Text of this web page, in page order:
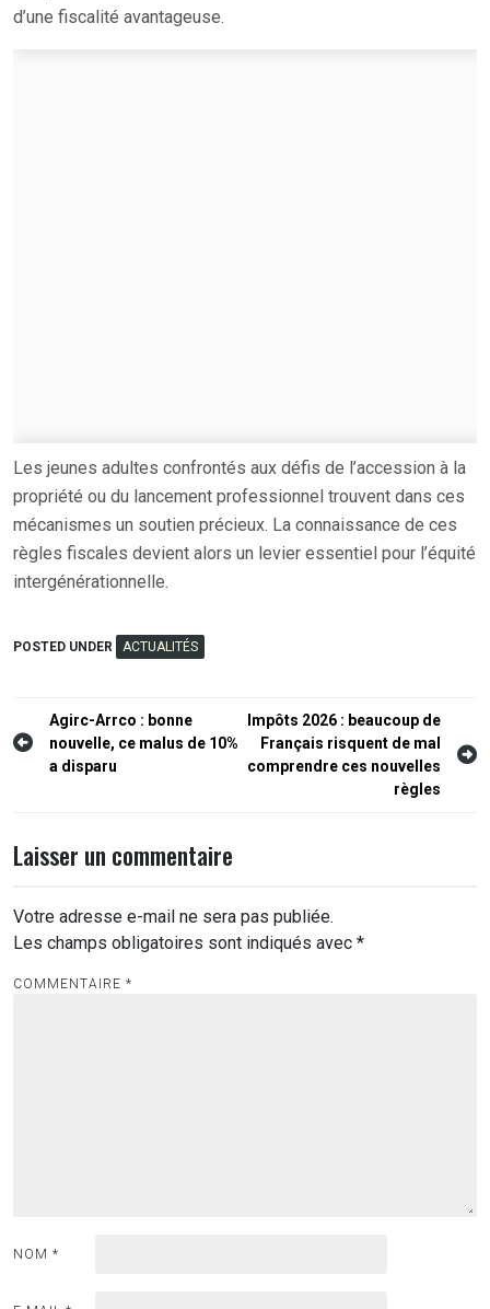
d’une fiscalité avantageuse.
Les jeunes adultes confrontés aux défis de l’accession à la
propriété ou du lancement professionnel trouvent dans ces
mécanismes un soutien précieux. La connaissance de ces
règles fiscales devient alors un levier essentiel pour l’équité
intergénérationnelle.
POSTED UNDER ACTUALITÉS
Navigation
de
Agirc-Arrco : bonne
nouvelle, ce malus de 10%
a disparu
Impôts 2026 : beaucoup de
Français risquent de mal
comprendre ces nouvelles
règles
Laisser un commentaire
Votre adresse e-mail ne sera pas publiée.
Les champs obligatoires sont indiqués avec *
COMMENTAIRE *
NOM *